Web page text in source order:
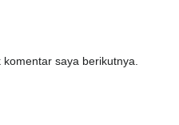
saya berikutnya.